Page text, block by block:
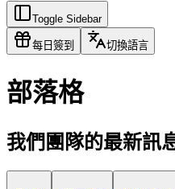
Toggle Sidebar
每日簽到 切換語言
部落格
我們團隊的最新訊